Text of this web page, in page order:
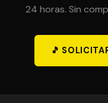
24 horas. Sin
🎵